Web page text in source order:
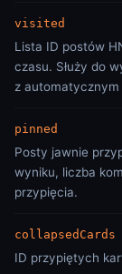
visited
Lista ID postów
czasu. Służy do
z
pinned
Posty jawnie
wyniku, liczba
przypięcia.
collapsedCards
ID przypiętych